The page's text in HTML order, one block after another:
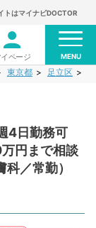
トはマイナビDOCTOR
イページ MENU
東京都 足立区
4日勤務可
円まで相談
／常勤）